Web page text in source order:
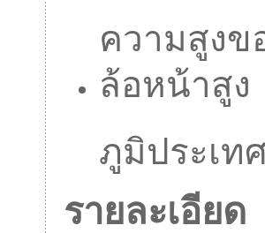
ความสูงข
ล้อหน้าสู
ภูมิประเท
รายละเอียด